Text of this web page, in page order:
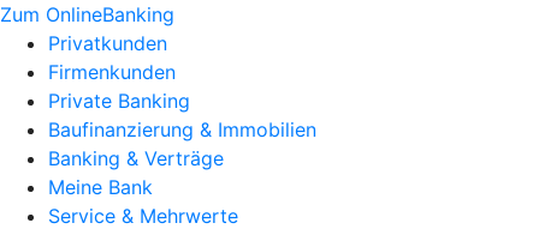
Zum OnlineBanking
Privatkunden
Firmenkunden
Private Banking
Baufinanzierung & Immobilien
Banking & Verträge
Meine Bank
Service & Mehrwerte